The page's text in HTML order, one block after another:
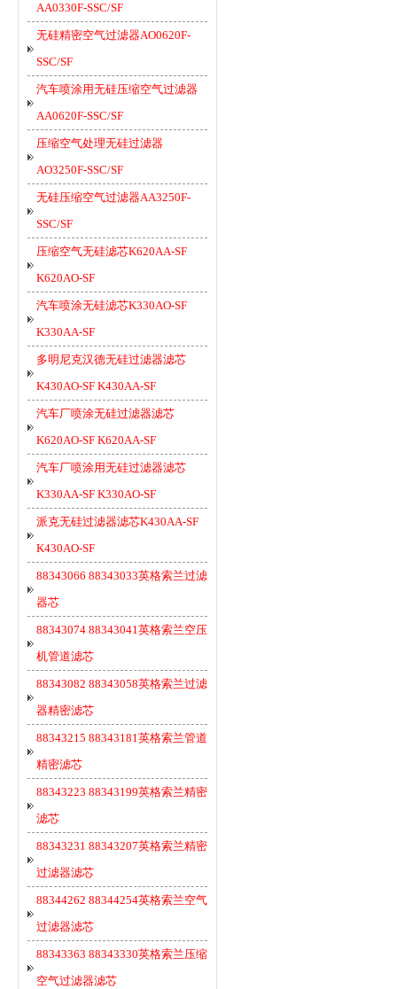
AA0330F-SSC/SF
无硅精密空气过滤器AO0620F-
SSC/SF
汽车喷涂用无硅压缩空气过滤器
AA0620F-SSC/SF
压缩空气处理无硅过滤器
AO3250F-SSC/SF
无硅压缩空气过滤器AA3250F-
SSC/SF
压缩空气无硅滤芯K620AA-SF
K620AO-SF
汽车喷涂无硅滤芯K330AO-SF
K330AA-SF
多明尼克汉德无硅过滤器滤芯
K430AO-SF K430AA-SF
汽车厂喷涂无硅过滤器滤芯
K620AO-SF K620AA-SF
汽车厂喷涂用无硅过滤器滤芯
K330AA-SF K330AO-SF
派克无硅过滤器滤芯K430AA-SF
K430AO-SF
88343066 88343033英格索兰过滤
器芯
88343074 88343041英格索兰空压
机管道滤芯
88343082 88343058英格索兰过滤
器精密滤芯
88343215 88343181英格索兰管道
精密滤芯
88343223 88343199英格索兰精密
滤芯
88343231 88343207英格索兰精密
过滤器滤芯
88344262 88344254英格索兰空气
过滤器滤芯
88343363 88343330英格索兰压缩
空气过滤器滤芯